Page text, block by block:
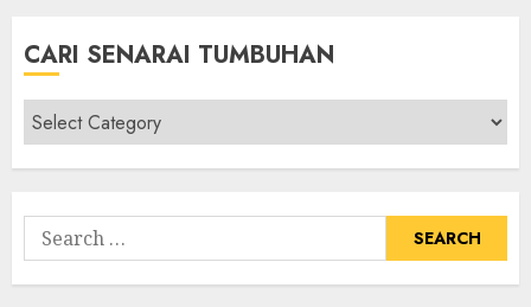
CARI SENARAI TUMBUHAN
Cari
Senarai
Tumbuhan
Search
for: